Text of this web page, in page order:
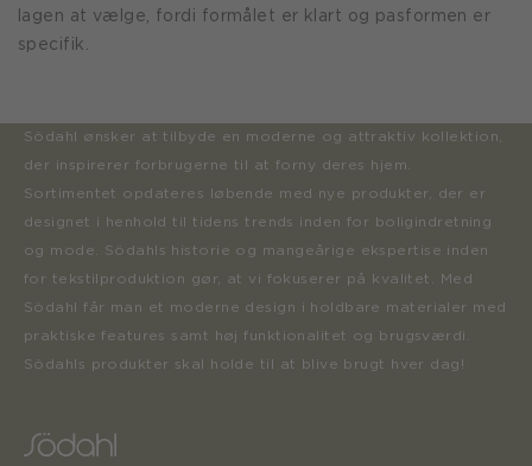
lagen at vælge, fordi formålet er klart og pasformen er
specifik.
Södahl ønsker at tilbyde en moderne og attraktiv kollektion,
der inspirerer forbrugerne til at forny deres hjem.
Sortimentet opdateres løbende med nye produkter, der er
designet i henhold til tidens trends inden for boligindretning
og mode. Södahls historie og mangeårige ekspertise inden
for tekstilproduktion gør, at vi fokuserer på kvalitet. Med
Södahl får man et moderne design i holdbare materialer med
praktiske features samt høj funktionalitet og brugsværdi.
Södahls produkter skal holde til at blive brugt hver dag!